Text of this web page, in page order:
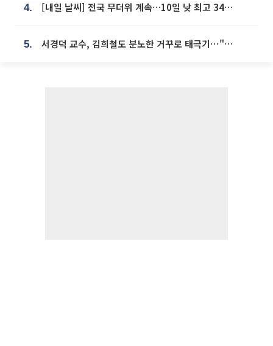
4. [내일 날씨] 전국 무더위 계속…10일 낮 최고 34도 육박
5. 서경덕 교수, 김희철도 분노한 거꾸로 태극기⋯"엉터리는 아냐, 아쉬울 뿐"